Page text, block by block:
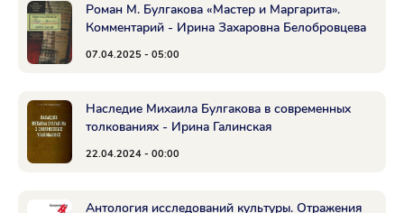
Роман М. Булгакова «Мастер и Маргарита».
Комментарий - Ирина Захаровна Белобровцева
07.04.2025 - 05:00
Наследие Михаила Булгакова в современных
толкованиях - Ирина Галинская
22.04.2024 - 00:00
Антология исследований культуры. Отражения